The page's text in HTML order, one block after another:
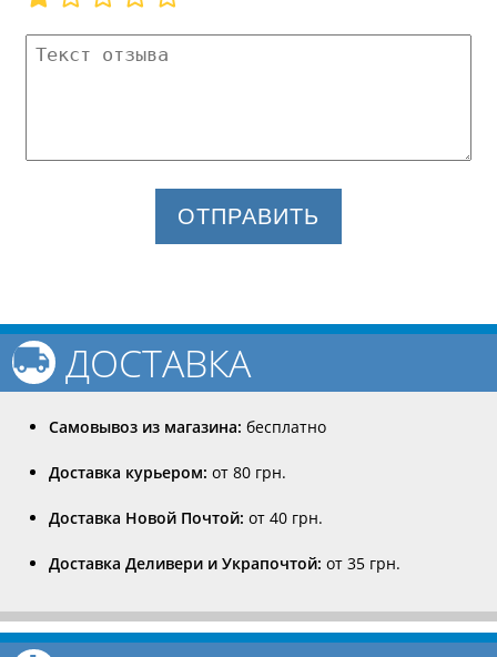
ОТПРАВИТЬ
ДОСТАВКА
Самовывоз из магазина: бесплатно
Доставка курьером: от 80 грн.
Доставка Новой Почтой: от 40 грн.
Доставка Деливери и Украпочтой: от 35 грн.